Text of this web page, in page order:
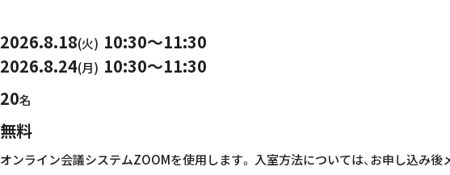
2026.8.18(火) 10:30～11:30
2026.8.24(月) 10:30～11:30
20名
無料
オンライン会議システムZOOMを使用します。 入室方法については、お申し込み後